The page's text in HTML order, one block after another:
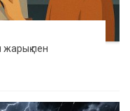
пен